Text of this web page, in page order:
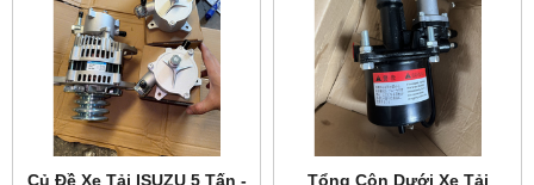
Củ Đề Xe Tải ISUZU 5 Tấn -
Tổng Côn Dưới Xe Tải